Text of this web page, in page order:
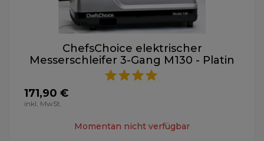
ChefsChoice elektrischer
Messerschleifer 3-Gang M130 - Platin
171,90 €
inkl. MwSt.
Momentan nicht verfügbar